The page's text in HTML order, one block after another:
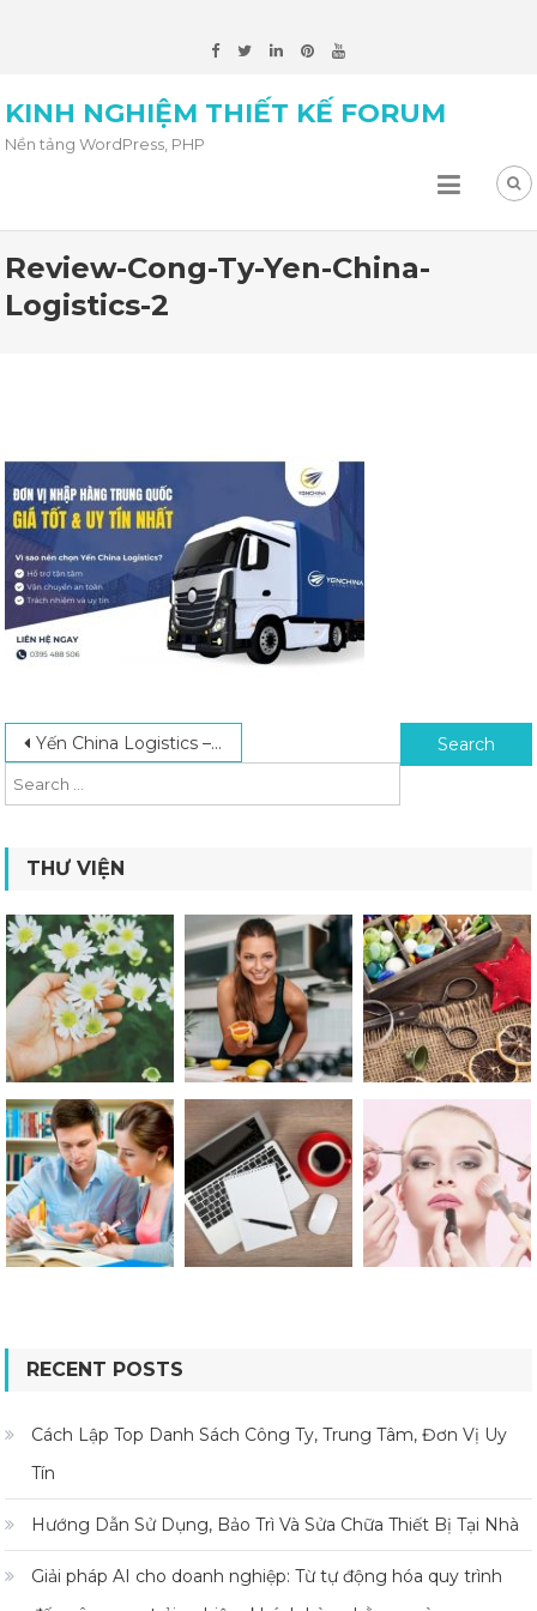
KINH NGHIỆM THIẾT KẾ FORUM
Nền tảng WordPress, PHP
Review-Cong-Ty-Yen-China-
Logistics-2
Post navigation
Yến China Logistics – Đơn Vị Nhập Hàng Trung Quốc Hàng Đầu Hiện Nay Search for:
THƯ VIỆN
RECENT POSTS
Cách Lập Top Danh Sách Công Ty, Trung Tâm, Đơn Vị Uy
Tín
Hướng Dẫn Sử Dụng, Bảo Trì Và Sửa Chữa Thiết Bị Tại Nhà
Giải pháp AI cho doanh nghiệp: Từ tự động hóa quy trình